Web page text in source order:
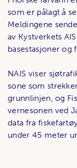
som er pålagt å
Meldingene
av Kystverkets
basestasjoner og
NAIS viser
sone som
grunnlinjen, og
vernesonen ved
data fra
under 45 meter